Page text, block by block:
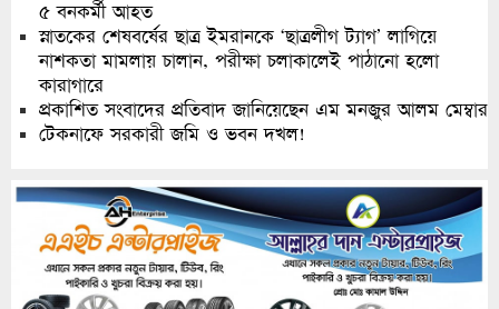
৫ বনকর্মী আহত
স্নাতকের শেষবর্ষের ছাত্র ইমরানকে ‘ছাত্রলীগ ট্যাগ’ লাগিয়ে
নাশকতা মামলায় চালান, পরীক্ষা চলাকালেই পাঠানো হলো
কারাগারে
প্রকাশিত সংবাদের প্রতিবাদ জানিয়েছেন এম মনজুর আলম মেম্বার
টেকনাফে সরকারী জমি ও ভবন দখল!